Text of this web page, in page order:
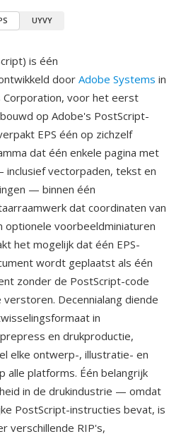
UYVY
is één
doorAdobe Systems in
Corporation, voor het eerst
op Adobe's PostScript-
EPS één op zichzelf
dat één enkele pagina met
vectorpaden, tekst en
— binnen één
dat coordinaten van
optionele voorbeeldminiaturen
het mogelijk dat één EPS-
wordt geplaatst als één
zonder de PostScript-code
Decennialang diende
in
en drukproductie,
elke ontwerp-, illustratie- en
alle platforms. Één belangrijk
in de drukindustrie — omdat
PostScript-instructies bevat, is
verschillende RIP's,